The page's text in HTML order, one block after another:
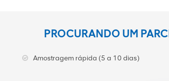
1,2 TB, 10K
DETALHES
PROCURANDO UM
Amostragem rápida (5 a 10 dias)